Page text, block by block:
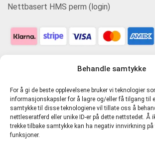
Behandle samtykke
For å gi de beste opplevelsene bruker vi teknologier
informasjonskapsler for å lagre og/eller få tilgang til
samtykke til disse teknologiene vil tillate oss å
nettleseratferd eller unike ID-er på dette nettstedet. Å
trekke tilbake samtykke kan ha negativ innvirkning
funksjoner.
Nettbasert HMS perm (login)